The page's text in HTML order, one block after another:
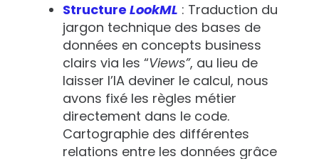
Structure LookML : Traduction du
jargon technique des bases de
données en concepts business
clairs via les “Views”, au lieu de
laisser l’IA deviner le calcul, nous
avons fixé les règles métier
directement dans le code.
Cartographie des différentes
relations entre les données grâce